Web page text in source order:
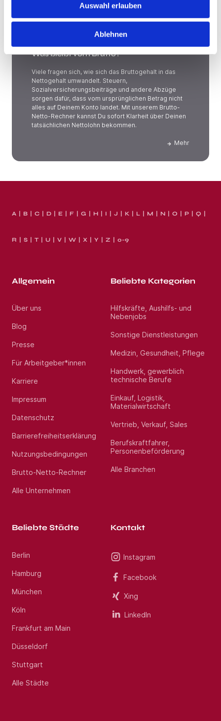
Auswahl erlauben
Ablehnen
Was bleibt vom Brutto?
Viele fragen sich, wie sich das Bruttogehalt in das
Nettogehalt umwandelt. Steuern,
Sozialversicherungsbeiträge und andere Abzüge
sorgen dafür, dass vom ursprünglichen Betrag nicht
alles auf Deinem Konto landet. Mit unserem Brutto-
Netto-Rechner kannst Du sofort Klarheit über Deinen
tatsächlichen Nettolohn bekommen.
Mehr
A B C D E F G H I J K L M N O P Q
R S T U V W X Y Z 0-9
Allgemein
Über uns
Blog
Presse
Für Arbeitgeber*innen
Karriere
Impressum
Datenschutz
Barrierefreiheitserklärung
Nutzungsbedingungen
Brutto-Netto-Rechner
Alle Unternehmen
Beliebte Kategorien
Hilfskräfte, Aushilfs- und
Nebenjobs
Sonstige Dienstleistungen
Medizin, Gesundheit, Pflege
Handwerk, gewerblich
technische Berufe
Einkauf, Logistik,
Materialwirtschaft
Vertrieb, Verkauf, Sales
Berufskraftfahrer,
Personenbeförderung
Alle Branchen
Beliebte Städte
Berlin
Hamburg
München
Köln
Frankfurt am Main
Düsseldorf
Stuttgart
Alle Städte
Kontakt
Instagram
Facebook
Xing
LinkedIn